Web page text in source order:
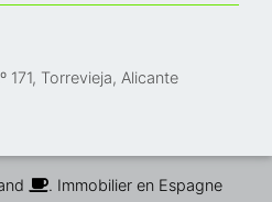
171, Torrevieja, Alicante
. Immobilier en Espagne